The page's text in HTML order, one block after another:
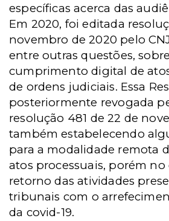
específicas acerca das
Em 2020, foi editada
novembro de 2020 pelo
entre outras questões,
cumprimento digital de
de ordens judiciais. Essa
posteriormente revogada
resolução 481 de 22 de
também estabelecendo
para a modalidade remota
atos processuais, porém
retorno das atividades
tribunais com o
da covid-19.